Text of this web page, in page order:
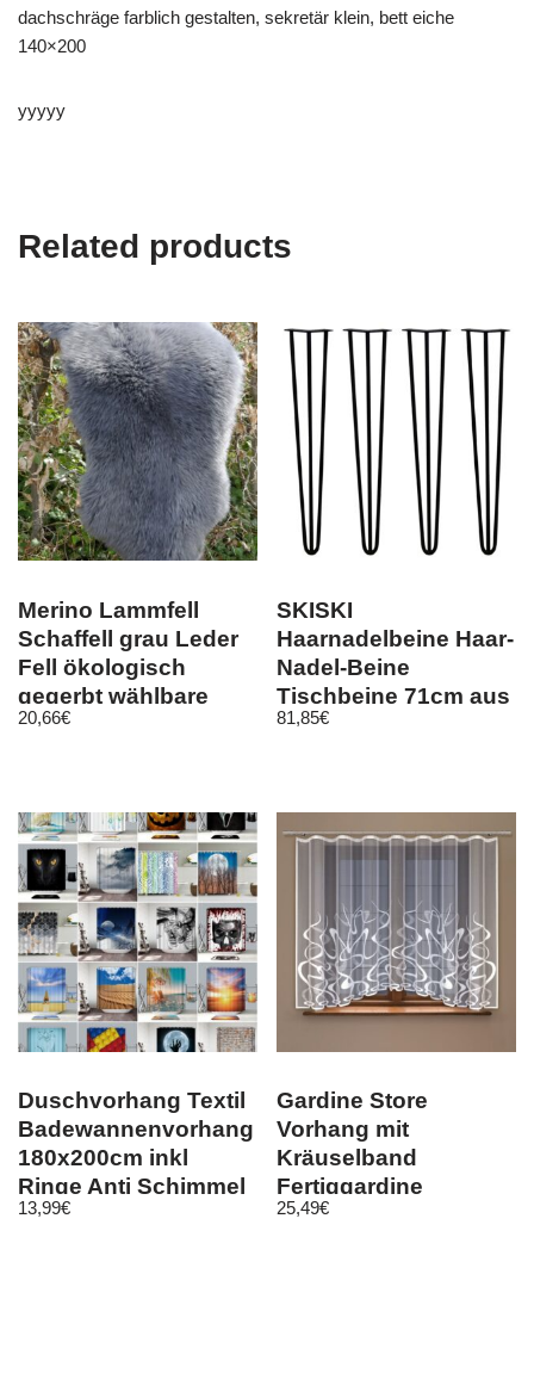
dachschräge farblich gestalten, sekretär klein, bett eiche
140×200
yyyyy
Related products
Merino Lammfell
Schaffell grau Leder
Fell ökologisch
gegerbt wählbare
Größe
20,66€
SKISKI
Haarnadelbeine Haar-
Nadel-Beine
Tischbeine 71cm aus
Stahl
81,85€
Duschvorhang Textil
Badewannenvorhang
180x200cm inkl
Ringe Anti Schimmel
Design2-2021
13,99€
Gardine Store
Vorhang mit
Kräuselband
Fertiggardine
Jacquard
25,49€